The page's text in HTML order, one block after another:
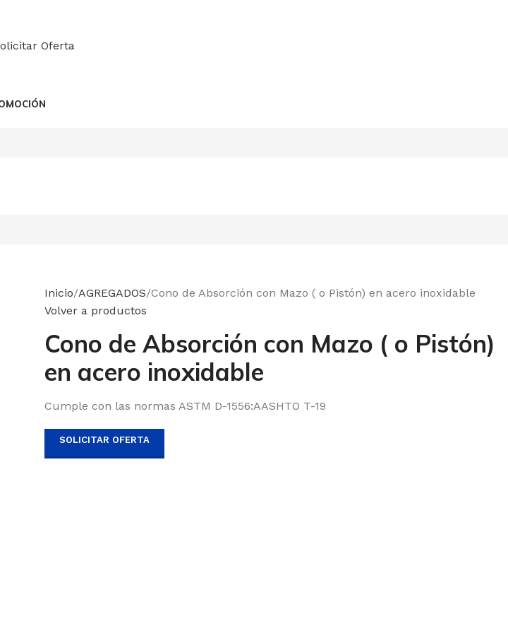
Oferta
Inicio AGREGADOS Cono de Absorción con Mazo ( o Pistón) en acero inoxidable
Volver a productos
Cono de Absorción con Mazo ( o Pistón)
en acero inoxidable
Cumple con las normas ASTM D-1556:AASHTO T-19
SOLICITAR OFERTA